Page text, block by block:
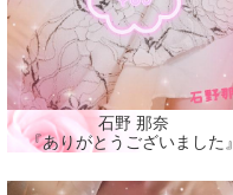
石野 那奈
『ありがとうございました』